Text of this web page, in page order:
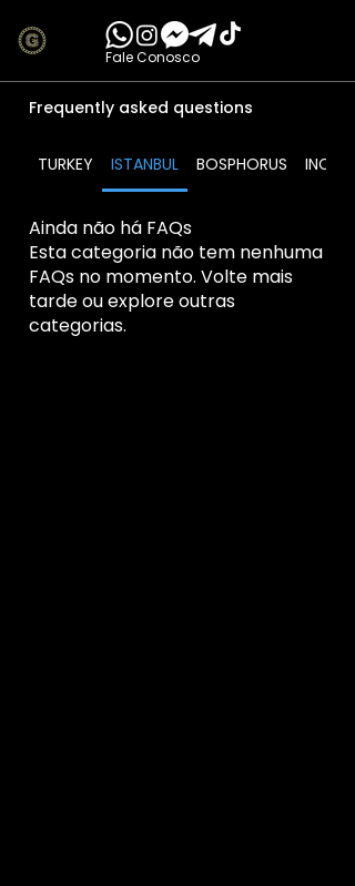
Fale Conosco
Frequently asked questions
TURKEY ISTANBUL BOSPHORUS
Ainda não há FAQs
Esta categoria não tem nenhuma
FAQs no momento. Volte mais
tarde ou explore outras
categorias.